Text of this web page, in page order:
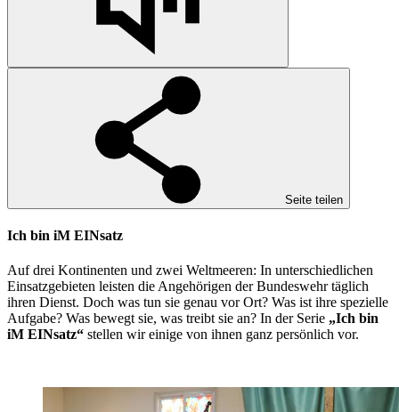
Seite teilen
Ich bin iM EINsatz
Auf drei Kontinenten und zwei Weltmeeren: In unterschiedlichen
Einsatzgebieten leisten die Angehörigen der Bundeswehr täglich
ihren Dienst. Doch was tun sie genau vor Ort? Was ist ihre spezielle
Aufgabe? Was bewegt sie, was treibt sie an? In der Serie „Ich bin
iM EINsatz“ stellen wir einige von ihnen ganz persönlich vor.